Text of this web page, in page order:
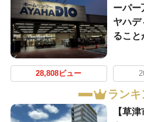
ーパー
ヤハデ
ること
28,808ビュー
ラン
【草